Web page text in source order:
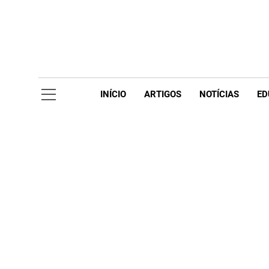
INÍCIO ARTIGOS NOTÍCIAS